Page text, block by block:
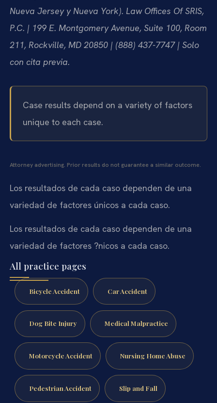
Nueva Jersey y Nueva York). Law Offices Of SRIS,
P.C. | 199 E. Montgomery Avenue, Suite 100, Room
211, Rockville, MD 20850 | (888) 437-7747 | Solo
con cita previa.
Case results depend on a variety of factors
unique to each case.
Attorney advertising. Prior results do not guarantee a similar outcome.
Los resultados de cada caso dependen de una
variedad de factores únicos a cada caso.
Los resultados de cada caso dependen de una
variedad de factores ?nicos a cada caso.
All practice pages
Bicycle Accident Car Accident
Dog Bite Injury Medical Malpractice
Motorcycle Accident Nursing Home Abuse
Pedestrian Accident Slip and Fall